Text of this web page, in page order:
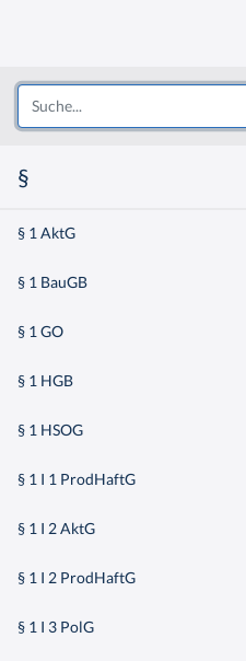
§
§ 1 AktG
§ 1 BauGB
§ 1 GO
§ 1 HGB
§ 1 HSOG
§ 1 I 1 ProdHaftG
§ 1 I 2 AktG
§ 1 I 2 ProdHaftG
§ 1 I 3 PolG